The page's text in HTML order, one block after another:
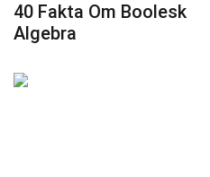
40 Fakta Om Boolesk
Algebra